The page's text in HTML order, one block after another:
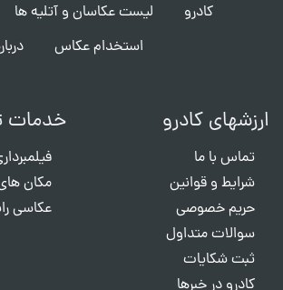
کادرو لیست عکاسان و آتلیه ها
استخدام عکاس
ارزشهای کادرو
تماس با ما
شرایط و قوانین
حریم خصوصی
سوالات متداول
ثبت شکایات
کادرو در خبرها
خدمات
مکان
عکاسی